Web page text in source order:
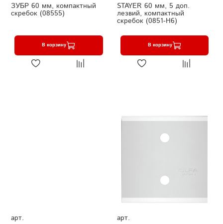
ЗУБР 60 мм, компактный
скребок (08555)
В корзину
STAYER 60 мм, 5 доп.
лезвий, компактный
скребок (0851-H6)
В корзину
арт.
арт.